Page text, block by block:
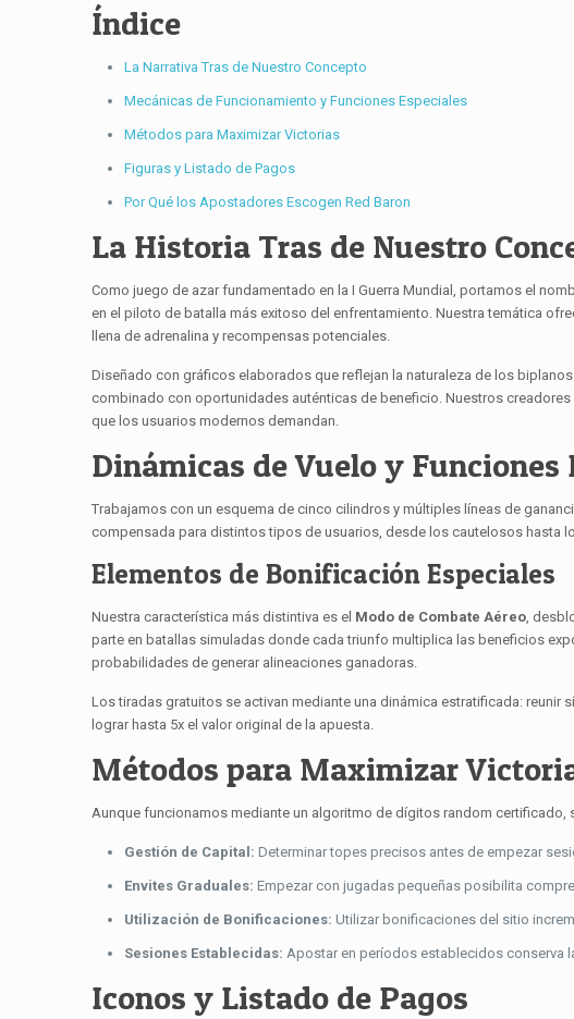
Índice
La Narrativa Tras de Nuestro Concepto
Mecánicas de Funcionamiento y Funciones Especiales
Métodos para Maximizar Victorias
Figuras y Listado de Pagos
Por Qué los Apostadores Escogen Red Baron
La Historia Tras de Nuestro
Como juego de azar fundamentado en la I Guerra Mundial, portamos el
en el piloto de batalla más exitoso del enfrentamiento. Nuestra temática
llena de adrenalina y recompensas potenciales.
Diseñado con gráficos elaborados que reflejan la naturaleza de los
combinado con oportunidades auténticas de beneficio. Nuestros
que los usuarios modernos demandan.
Dinámicas de Vuelo y
Trabajamos con un esquema de cinco cilindros y múltiples líneas de
compensada para distintos tipos de usuarios, desde los cautelosos hasta
Elementos de Bonificación Especiales
Nuestra característica más distintiva es el Modo de Combate Aéreo,
parte en batallas simuladas donde cada triunfo multiplica las beneficios
probabilidades de generar alineaciones ganadoras.
Los tiradas gratuitos se activan mediante una dinámica estratificada:
lograr hasta 5x el valor original de la apuesta.
Métodos para Maximizar
Aunque funcionamos mediante un algoritmo de dígitos random
Gestión de Capital: Determinar topes precisos antes de empezar
Envites Graduales: Empezar con jugadas pequeñas posibilita
Utilización de Bonificaciones: Utilizar bonificaciones del sitio
Sesiones Establecidas: Apostar en períodos establecidos conserva
Iconos y Listado de Pagos